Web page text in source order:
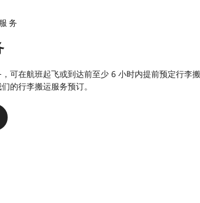
务
可在航班起飞或到达前至少 6 小时内提前预定行李
的行李搬运服务预订。